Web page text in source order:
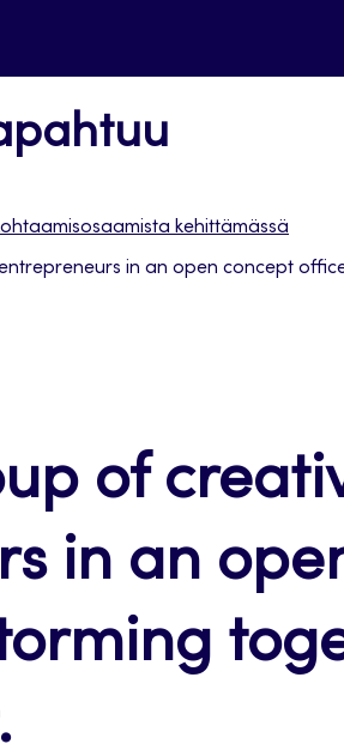
kehittämässä
in an open concept
of
in an